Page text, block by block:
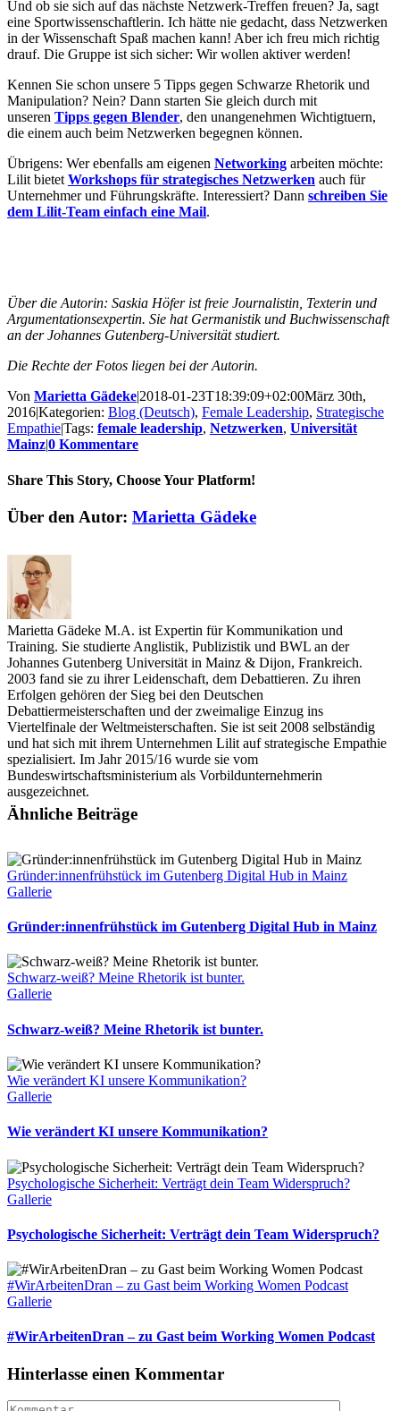
Und ob sie sich auf das nächste Netzwerk-Treffen freuen? Ja, sagt
eine Sportwissenschaftlerin. Ich hätte nie gedacht, dass Netzwerken
in der Wissenschaft Spaß machen kann! Aber ich freu mich richtig
drauf. Die Gruppe ist sich sicher: Wir wollen aktiver werden!
Kennen Sie schon unsere 5 Tipps gegen Schwarze Rhetorik und
Manipulation? Nein? Dann starten Sie gleich durch mit
unseren Tipps gegen Blender, den unangenehmen Wichtigtuern,
die einem auch beim Netzwerken begegnen können.
Übrigens: Wer ebenfalls am eigenen Networking arbeiten möchte:
Lilit bietet Workshops für strategisches Netzwerken auch für
Unternehmer und Führungskräfte. Interessiert? Dann schreiben Sie
dem Lilit-Team einfach eine Mail.
Über die Autorin: Saskia Höfer ist freie Journalistin, Texterin und
Argumentationsexpertin. Sie hat Germanistik und Buchwissenschaft
an der Johannes Gutenberg-Universität studiert.
Die Rechte der Fotos liegen bei der Autorin.
Von Marietta Gädeke|2018-01-23T18:39:09+02:00März 30th,
2016|Kategorien: Blog (Deutsch), Female Leadership, Strategische
Empathie|Tags: female leadership, Netzwerken, Universität
Mainz|0 Kommentare
Share This Story, Choose Your Platform!
Facebook
X
Reddit
LinkedIn
Tumblr
Pinterest
Vk
E-
Über den Autor: Marietta Gädeke
Marietta Gädeke M.A. ist Expertin für Kommunikation und
Training. Sie studierte Anglistik, Publizistik und BWL an der
Johannes Gutenberg Universität in Mainz & Dijon, Frankreich.
2003 fand sie zu ihrer Leidenschaft, dem Debattieren. Zu ihren
Erfolgen gehören der Sieg bei den Deutschen
Debattiermeisterschaften und der zweimalige Einzug ins
Viertelfinale der Weltmeisterschaften. Sie ist seit 2008 selbständig
und hat sich mit ihrem Unternehmen Lilit auf strategische Empathie
spezialisiert. Im Jahr 2015/16 wurde sie vom
Bundeswirtschaftsministerium als Vorbildunternehmerin
ausgezeichnet.
Ähnliche Beiträge
Gründer:innenfrühstück im Gutenberg Digital Hub in Mainz
Gallerie
Gründer:innenfrühstück im Gutenberg Digital Hub in Mainz
Schwarz-weiß? Meine Rhetorik ist bunter.
Gallerie
Schwarz-weiß? Meine Rhetorik ist bunter.
Wie verändert KI unsere Kommunikation?
Gallerie
Wie verändert KI unsere Kommunikation?
Psychologische Sicherheit: Verträgt dein Team Widerspruch?
Gallerie
Psychologische Sicherheit: Verträgt dein Team Widerspruch?
#WirArbeitenDran – zu Gast beim Working Women Podcast
Gallerie
#WirArbeitenDran – zu Gast beim Working Women Podcast
Hinterlasse einen Kommentar
Kommentar